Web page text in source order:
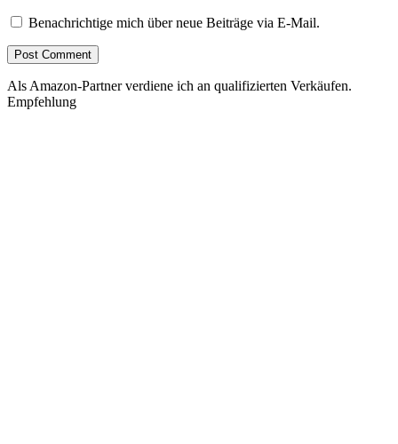
Benachrichtige mich über neue Beiträge via E-Mail.
Als Amazon-Partner verdiene ich an qualifizierten Verkäufen.
Empfehlung